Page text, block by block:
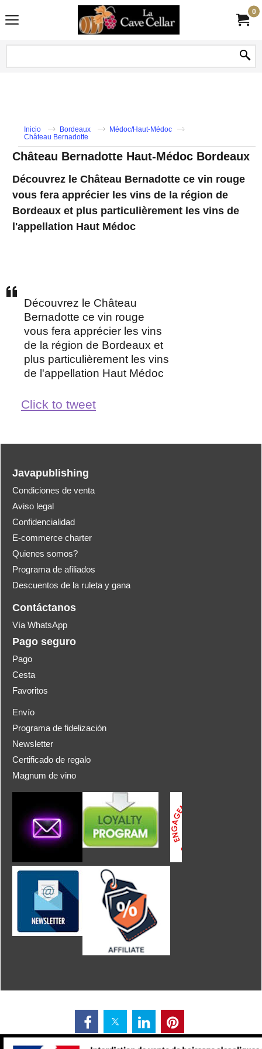
0
Inicio Bordeaux
Médoc/Haut-Médoc
Château Bernadotte
Château Bernadotte Haut-Médoc Bordeaux
Découvrez le Château Bernadotte ce vin rouge
vous fera apprécier les vins de la région de
Bordeaux et plus particulièrement les vins de
l'appellation Haut Médoc
Découvrez le Château
Bernadotte ce vin rouge
vous fera apprécier les vins
de la région de Bordeaux et
plus particulièrement les vins
de l'appellation Haut Médoc
Click to tweet
Javapublishing
Condiciones de venta
Aviso legal
Confidencialidad
E-commerce charter
Quienes somos?
Programa de afiliados
Descuentos de la ruleta y gana
Contáctanos
Vía WhatsApp
Pago seguro
Pago
Cesta
Favoritos
Envío
Programa de fidelización
Newsletter
Certificado de regalo
Magnum de vino